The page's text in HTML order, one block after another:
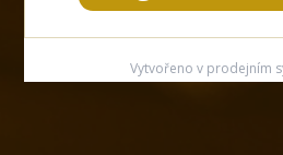
Vytvořeno v prodejním